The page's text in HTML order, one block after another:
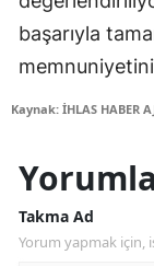
başarıyla
Kaynak: İHLAS HABER
Takma Ad
Yorum yapmak için,